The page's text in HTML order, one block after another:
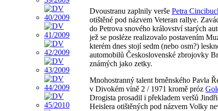
Dvoustranu zaplnily verše Petra
otištěné pod názvem Veteran rallye.
do Petrova snového království starých
jež se posléze realizovalo postavením
kterém dnes stojí sedm (nebo osm?)
automobilů Československé zbrojovky
známých jako zetky.
Mnohostranný talent brněnského Pavla
v Divokém víně 2 / 1971 kromě próz
Drogista prosadil i překladem veršů
Heislera otištěných pod názvem Volky